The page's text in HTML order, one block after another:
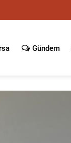
Gündem